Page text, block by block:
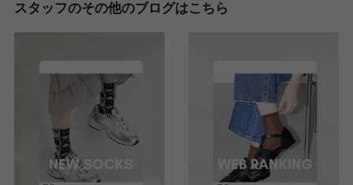
スタッフのその他のブログはこちら